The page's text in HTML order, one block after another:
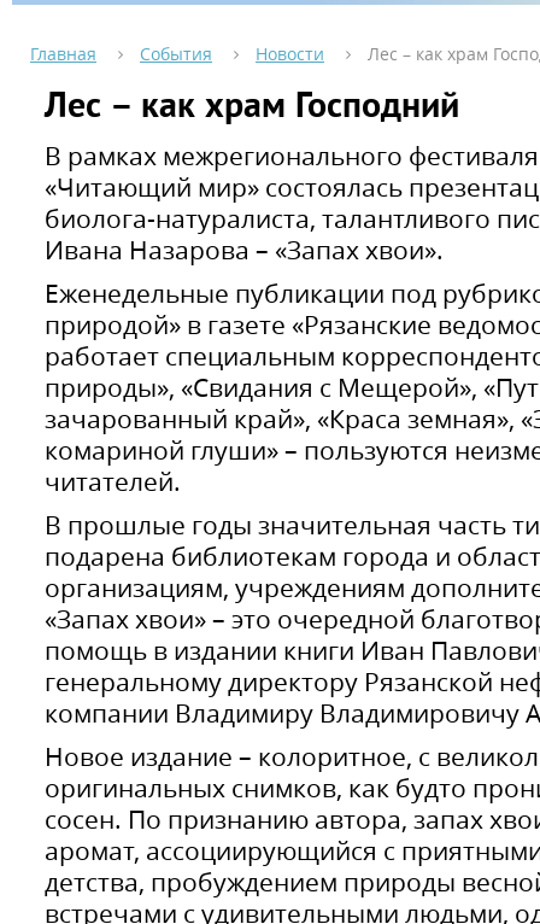
Главная События Новости Лес – как храм
Лес – как храм Господний
В рамках межрегионального
«Читающий мир» состоялась
биолога-натуралиста, талантливого
Ивана Назарова – «Запах хвои».
Еженедельные публикации под
природой» в газете «Рязанские
работает специальным
природы», «Свидания с Мещерой»,
зачарованный край», «Краса земная»,
комариной глуши» – пользуются
читателей.
В прошлые годы значительная часть
подарена библиотекам города и
организациям, учреждениям
«Запах хвои» – это очередной
помощь в издании книги Иван
генеральному директору Рязанской
компании Владимиру Владимировичу
Новое издание – колоритное, с
оригинальных снимков, как будто
сосен. По признанию автора, запах
аромат, ассоциирующийся с
детства, пробуждением природы
встречами с удивительными людьми,